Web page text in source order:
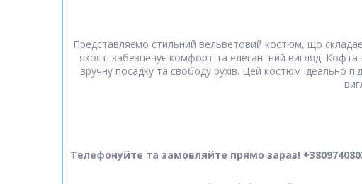
Представляємо стильний вельветовий костюм, що
якості забезпечує комфорт та елегантний вигляд.
зручну посадку та свободу рухів. Цей костюм ідеально
Телефонуйте та замовляйте прямо зараз!